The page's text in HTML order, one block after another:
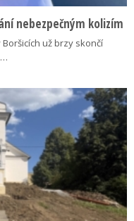
nebezpečným kolizím
už brzy skončí